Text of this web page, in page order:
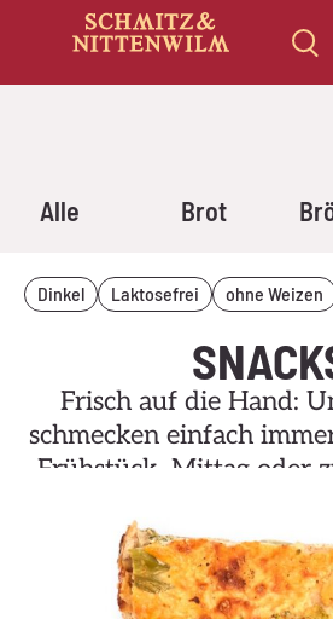
Alle Brot
Dinkel Laktosefrei ohne Weizen
Frisch auf die Hand:
schmecken einfach
Frühstück, Mittag oder